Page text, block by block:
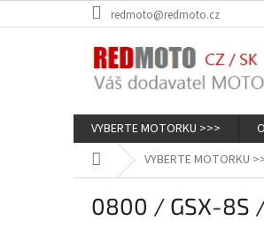
na
redmoto@redmoto.cz
VYBERTE MOTORKU >>>
Domů VYBERTE MOTORKU
0800 / GSX-8S